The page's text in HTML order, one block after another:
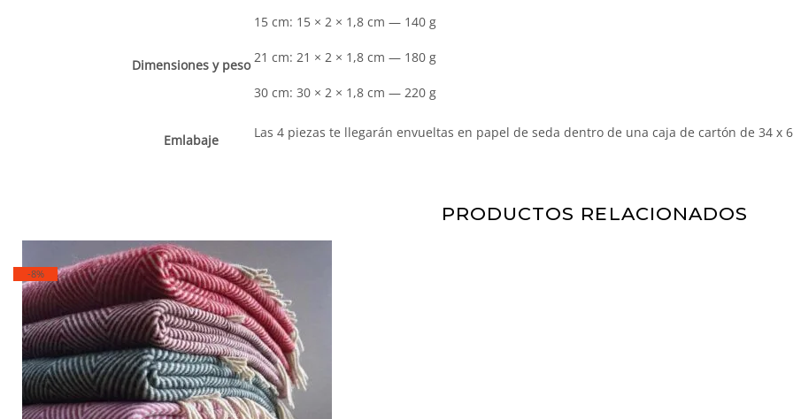
Dimensiones y peso
15 cm: 15 × 2 × 1,8 cm — 140 g
21 cm: 21 × 2 × 1,8 cm — 180 g
30 cm: 30 × 2 × 1,8 cm — 220 g
Emlabaje Las 4 piezas te llegarán envueltas en papel de seda dentro de una caja de cartón de 34 x
PRODUCTOS RELACIONADOS
-8%